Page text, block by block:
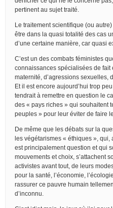
pertinent au sujet traité.
Le traitement scientifique (ou
être dans la quasi totalité des cas
d’une certaine manière, car quasi
C’est un des combats féministes
connaissances spécialisées de
maternité, d’agressions sexuelles,
Et il est encore aujourd’hui trop
tendrait à remettre en question le
des « pays riches » qui souhaitent
peuples » pour leur éviter de faire
De même que les débats sur la
les végétarismes « éthiques », qui,
est principalement question et qui
mouvements et choix, s’attachent
activistes avant tout, de leurs
pour la santé, l’économie,
rassurer ce pauvre humain
d’inconnu.